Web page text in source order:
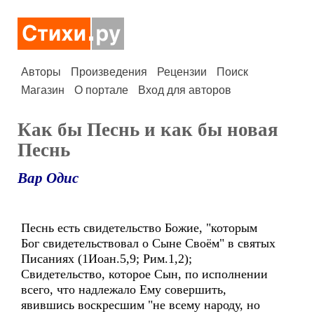
Авторы Произведения Рецензии
Поиск
Магазин
О портале Вход для авторов
Как бы Песнь и как бы новая
Песнь
Вар Одис
Песнь есть свидетельство Божие, "которым
Бог свидетельствовал о Сыне Своём" в святых
Писаниях (1Иоан.5,9; Рим.1,2);
Свидетельство, которое Сын, по исполнении
всего, что надлежало Ему совершить,
явившись воскресшим "не всему народу, но